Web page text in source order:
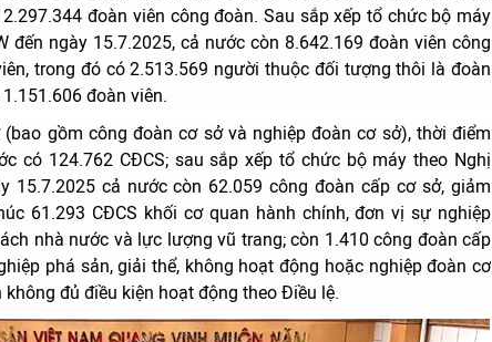
đoàn viên công đoàn. Sau sắp xếp tổ chức bộ máy
đến ngày 15.7.2025, cả nước còn 8.642.169 đoàn viên công
trong đó có 2.513.569 người thuộc đối tượng thôi là đoàn
đoàn viên.
gồm công đoàn cơ sở và nghiệp đoàn cơ sở), thời điểm
có 124.762 CĐCS; sau sắp xếp tổ chức bộ máy theo Nghị
15.7.2025 cả nước còn 62.059 công đoàn cấp cơ sở, giảm
61.293 CĐCS khối cơ quan hành chính, đơn vị sự nghiệp
nhà nước và lực lượng vũ trang; còn 1.410 công đoàn cấp
phá sản, giải thể, không hoạt động hoặc nghiệp đoàn cơ
đủ điều kiện hoạt động theo Điều lệ.